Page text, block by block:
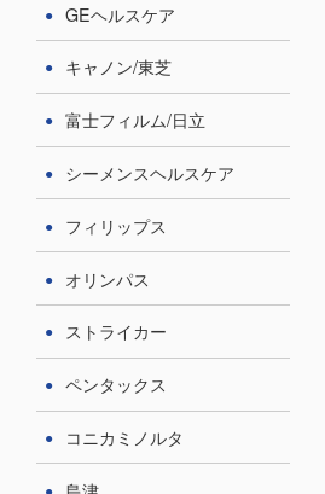
GEヘルスケア
キャノン/東芝
富士フィルム/日立
シーメンスヘルスケア
フィリップス
オリンパス
ストライカー
ペンタックス
コニカミノルタ